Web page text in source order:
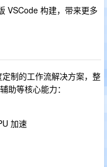
VSCode 构建，带来更多
制的工作流解决方案，整
助等核心能力：
加速